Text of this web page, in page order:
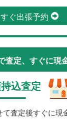
ぐ出張予約
査定、すぐに現
込査定
査定後すぐに現